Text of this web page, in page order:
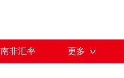
南非汇率 更多